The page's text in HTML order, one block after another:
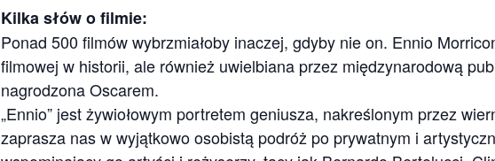
Kilka słów o filmie:
Ponad 500 filmów wybrzmiałoby inaczej, gdyby nie on. Ennio
filmowej w historii, ale również uwielbiana przez międzynarodową
nagrodzona Oscarem.
„Ennio” jest żywiołowym portretem geniusza, nakreślonym przez
zaprasza nas w wyjątkowo osobistą podróż po prywatnym i